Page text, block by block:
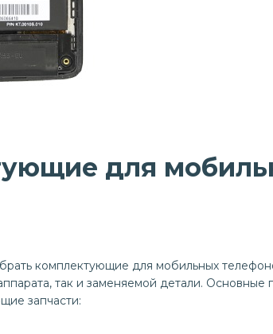
для
комплектующие для мобильных
так и заменяемой детали.
запчасти: